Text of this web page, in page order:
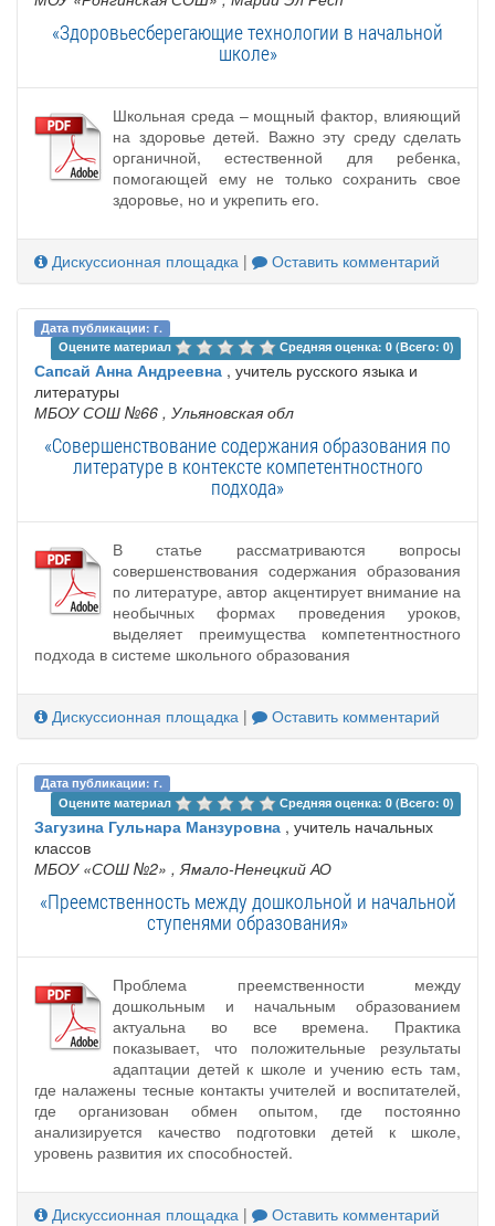
«Здоровьесберегающие технологии в начальной
школе»
Школьная среда – мощный фактор, влияющий
на здоровье детей. Важно эту среду сделать
органичной, естественной для ребенка,
помогающей ему не только сохранить свое
здоровье, но и укрепить его.
Дискуссионная площадка | Оставить комментарий
Дата публикации: г.
Оцените материал
Средняя оценка: 0 (Всего: 0)
Сапсай Анна Андреевна , учитель русского языка и
литературы
МБОУ СОШ №66 , Ульяновская обл
«Совершенствование содержания образования по
литературе в контексте компетентностного
подхода»
В статье рассматриваются вопросы
совершенствования содержания образования
по литературе, автор акцентирует внимание на
необычных формах проведения уроков,
выделяет преимущества компетентностного
подхода в системе школьного образования
Дискуссионная площадка | Оставить комментарий
Дата публикации: г.
Оцените материал
Средняя оценка: 0 (Всего: 0)
Загузина Гульнара Манзуровна , учитель начальных
классов
МБОУ «СОШ №2» , Ямало-Ненецкий АО
«Преемственность между дошкольной и начальной
ступенями образования»
Проблема преемственности между
дошкольным и начальным образованием
актуальна во все времена. Практика
показывает, что положительные результаты
адаптации детей к школе и учению есть там,
где налажены тесные контакты учителей и воспитателей,
где организован обмен опытом, где постоянно
анализируется качество подготовки детей к школе,
уровень развития их способностей.
Дискуссионная площадка | Оставить комментарий